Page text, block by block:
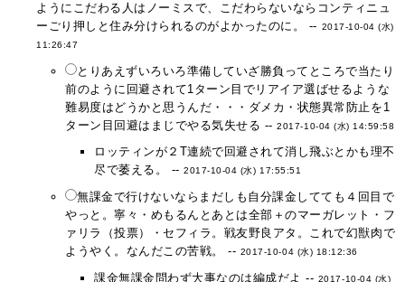
ようにこだわる人はノーミスで、こだわらないならコンティニュ
ーごり押しと住み分けられるのがよかったのに。 -- 2017-10-04 (水)
11:26:47
とりあえずいろいろ準備していざ勝負ってところで当たり
前のように回避されて1ターン目でリアイア選ばせるような
難易度はどうかと思うんだ・・・ダメカ・状態異常防止を1
ターン目回避はまじでやる気失せる --2017-10-04 (水) 14:59:58
ロッティンが２T連続で回避されて消し飛ぶとかも理不
尽で萎える。 --2017-10-04 (水) 17:55:51
無課金で行けないならまだしも自分課金してても４回目で
やっと。寧々・めもるんとあとは全部＋のマーガレット・フ
ァリラ（投票）・セフィラ。戦友野良アタ。これで幻獣肉で
ようやく。なんだこの苦戦。 -- 2017-10-04 (水) 18:12:36
課金無課金問わず大事なのは編成だよ -- 2017-10-04 (水)